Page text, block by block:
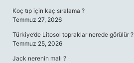
Koç tıp için kaç sıralama ?
Temmuz 27, 2026
Türkiye’de Litosol topraklar nerede görülür ?
Temmuz 25, 2026
Jack nerenin malı ?